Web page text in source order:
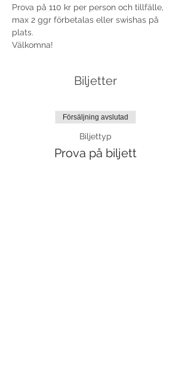
Prova på 110 kr per person och tillfälle,
max 2 ggr förbetalas eller swishas på
plats.
Välkomna!
Biljetter
Försäljning avslutad
Biljettyp
Prova på biljett